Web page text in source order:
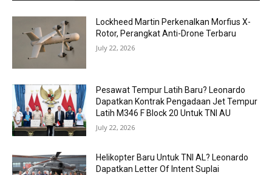
Lockheed Martin Perkenalkan Morfius X-
Rotor, Perangkat Anti-Drone Terbaru
July 22, 2026
Pesawat Tempur Latih Baru? Leonardo
Dapatkan Kontrak Pengadaan Jet Tempur
Latih M346 F Block 20 Untuk TNI AU
July 22, 2026
Helikopter Baru Untuk TNI AL? Leonardo
Dapatkan Letter Of Intent Suplai